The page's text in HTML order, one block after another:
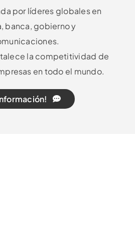
por líderes globales en
banca, gobierno y
la competitividad de
en todo el mundo.